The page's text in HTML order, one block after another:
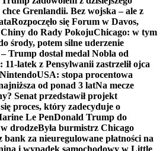
Grenlandii. Bez wojska – ale z
Rozpoczęło się Forum w Davos,
do Rady PokojuChicago: w tym
środy, potem silne uderzenie
Trump dostał medal Nobla od
11-latek z Pensylwanii zastrzelił ojca
USA: stopa procentowa
od ponad 3 latNa mecze
Senat przedstawił projekt
proces, który zadecyduje o
Le PenDonald Trump do
drodzeByła burmistrz Chicago
za nieuregulowane płatności na
i wypadek samochodowy w Little